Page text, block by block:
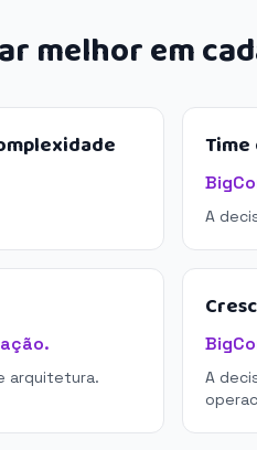
melhor em
A
arquitetura.
A